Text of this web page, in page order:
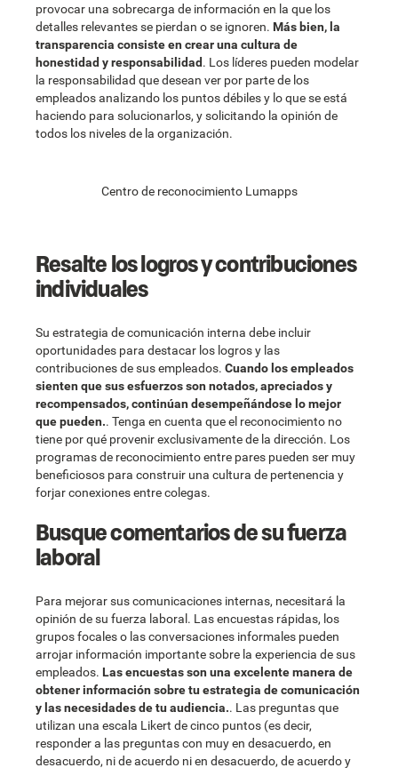
provocar una sobrecarga de información en la que los
detalles relevantes se pierdan o se ignoren. Más bien, la
transparencia consiste en crear una cultura de
honestidad y responsabilidad. Los líderes pueden modelar
la responsabilidad que desean ver por parte de los
empleados analizando los puntos débiles y lo que se está
haciendo para solucionarlos, y solicitando la opinión de
todos los niveles de la organización.
Centro de reconocimiento Lumapps
Resalte los logros y contribuciones
individuales
Su estrategia de comunicación interna debe incluir
oportunidades para destacar los logros y las
contribuciones de sus empleados. Cuando los empleados
sienten que sus esfuerzos son notados, apreciados y
recompensados, continúan desempeñándose lo mejor
que pueden.. Tenga en cuenta que el reconocimiento no
tiene por qué provenir exclusivamente de la dirección. Los
programas de reconocimiento entre pares pueden ser muy
beneficiosos para construir una cultura de pertenencia y
forjar conexiones entre colegas.
Busque comentarios de su fuerza
laboral
Para mejorar sus comunicaciones internas, necesitará la
opinión de su fuerza laboral. Las encuestas rápidas, los
grupos focales o las conversaciones informales pueden
arrojar información importante sobre la experiencia de sus
empleados. Las encuestas son una excelente manera de
obtener información sobre tu estrategia de comunicación
y las necesidades de tu audiencia.. Las preguntas que
utilizan una escala Likert de cinco puntos (es decir,
responder a las preguntas con muy en desacuerdo, en
desacuerdo, ni de acuerdo ni en desacuerdo, de acuerdo y